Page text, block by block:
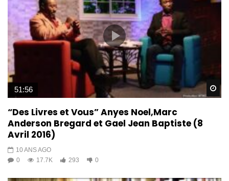
51:56
“Des Livres et Vous” Anyes Noel,Marc
Anderson Bregard et Gael Jean Baptiste (8
Avril 2016)
10 ANS AGO
0
17.7K 293 0